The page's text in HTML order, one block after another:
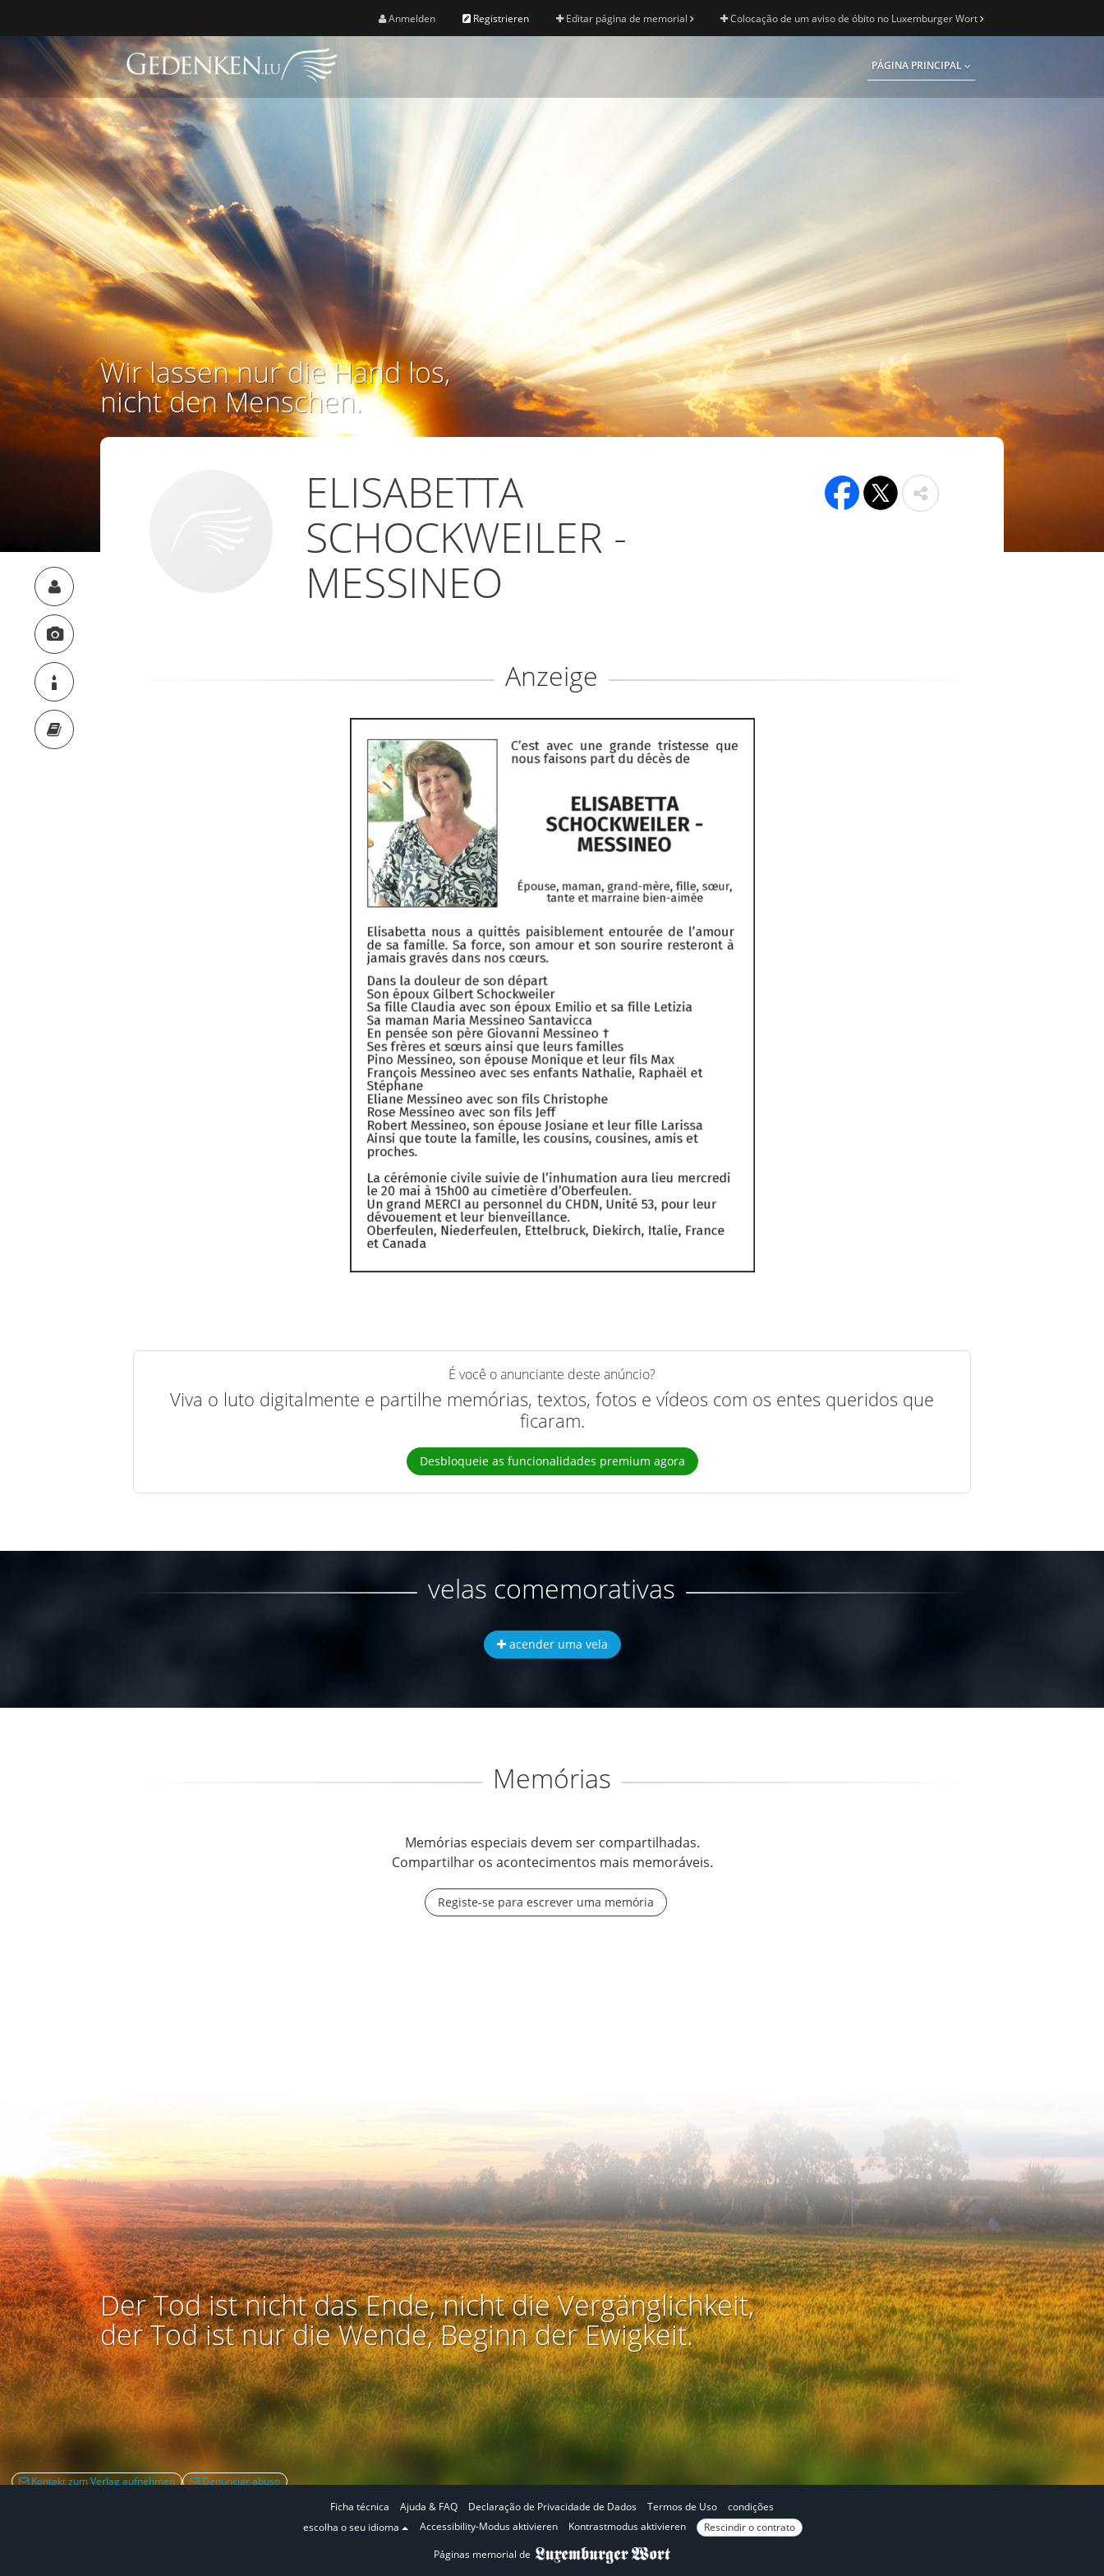
Anmelden Registrieren Editar página de memorial Colocação de um aviso de óbito no Luxemburger Wort
PÁGINA PRINCIPAL
Wir lassen nur die Hand los,
nicht den Menschen.
ELISABETTA
SCHOCKWEILER -
MESSINEO
Anzeige
É você o anunciante deste anúncio?
Viva o luto digitalmente e partilhe memórias, textos, fotos e vídeos com os entes queridos que
ficaram.
Desbloqueie as funcionalidades premium agora
velas comemorativas
acender uma vela
Memórias
Memórias especiais devem ser compartilhadas.
Compartilhar os acontecimentos mais memoráveis.
Registe-se para escrever uma memória
Der Tod ist nicht das Ende, nicht die Vergänglichkeit,
der Tod ist nur die Wende, Beginn der Ewigkeit.
Kontakt zum Verlag aufnehmen
Denunciar abuso
Ficha técnica
Ajuda & FAQ Declaração de Privacidade de Dados Termos de Uso
condições
escolha o seu idioma
N
Accessibility-Modus aktivieren
N
m
Kontrastmodus aktivieren
Rescindir o contrato
Páginas memorial de